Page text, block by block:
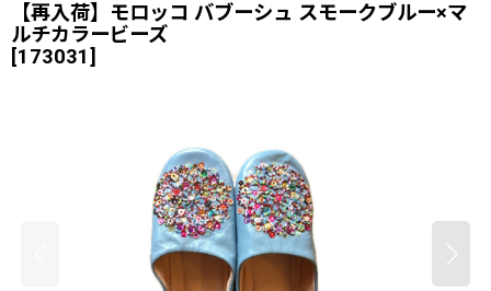
【再入荷】モロッコ バブーシュ スモークブルー×マ
ルチカラービーズ
[173031]